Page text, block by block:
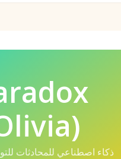
ذكاء اصطناعي للمحادثات